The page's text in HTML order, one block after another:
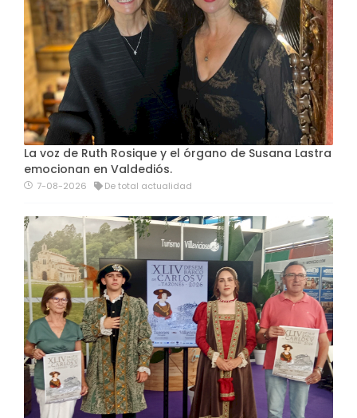
La voz de Ruth Rosique y el órgano de Susana Lastra
emocionan en Valdediós.
7-08-2026 De total actualidad